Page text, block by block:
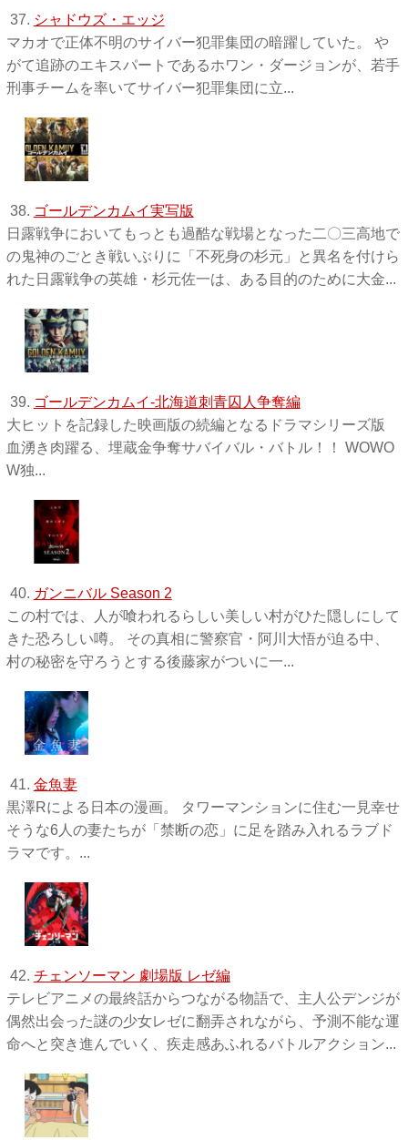
37. シャドウズ・エッジ
マカオで正体不明のサイバー犯罪集団の暗躍していた。 や
がて追跡のエキスパートであるホワン・ダージョンが、若手
刑事チームを率いてサイバー犯罪集団に立...
38. ゴールデンカムイ実写版
日露戦争においてもっとも過酷な戦場となった二〇三高地で
の鬼神のごとき戦いぶりに「不死身の杉元」と異名を付けら
れた日露戦争の英雄・杉元佐一は、ある目的のために大金...
39. ゴールデンカムイ-北海道刺青囚人争奪編
大ヒットを記録した映画版の続編となるドラマシリーズ版
血湧き肉躍る、埋蔵金争奪サバイバル・バトル！！ WOWO
W独 ...
40. ガンニバル Season 2
この村では、人が喰われるらしい美しい村がひた隠しにして
きた恐ろしい噂。 その真相に警察官・阿川大悟が迫る中、
村の秘密を守ろうとする後藤家がついに一...
41. 金魚妻
黒澤Rによる日本の漫画。 タワーマンションに住む一見幸せ
そうな6人の妻たちが「禁断の恋」に足を踏み入れるラブド
ラマです。...
42. チェンソーマン 劇場版 レゼ編
テレビアニメの最終話からつながる物語で、主人公デンジが
偶然出会った謎の少女レゼに翻弄されながら、予測不能な運
命へと突き進んでいく、疾走感あふれるバトルアクション...